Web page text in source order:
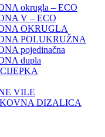
okrugla – ECO
V – ECO
OKRUGLA
POLUKRUŽNA
pojedinačna
dupla
VILE
DIZALICA